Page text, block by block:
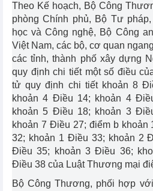
Theo Kế hoạch, Bộ Công
phòng Chính phủ, Bộ Tư
học và Công nghệ, Bộ Công
Việt Nam, các bộ, cơ quan
các tỉnh, thành phố xây dựng
quy định chi tiết một số điều
tử quy định chi tiết khoản 8
khoản 4 Điều 14; khoản 4
khoản 5 Điều 18; khoản 3
khoản 7 Điều 27; điểm b
32; khoản 1 Điều 33; khoản 2
Điều 35; khoản 3 Điều 36;
Điều 38 của Luật Thương mại
Bộ Công Thương, phối hợp